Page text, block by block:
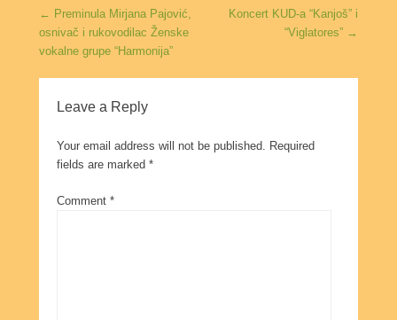
Post navigation
← Preminula Mirjana Pajović,
osnivač i rukovodilac Ženske
vokalne grupe “Harmonija”
Koncert KUD-a “Kanjoš” i
“Viglatores” →
Leave a Reply
Your email address will not be published. Required
fields are marked *
Comment *